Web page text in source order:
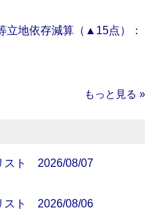
立地依存減算（▲15点）：
もっと見る »
スト 2026/08/07
スト 2026/08/06